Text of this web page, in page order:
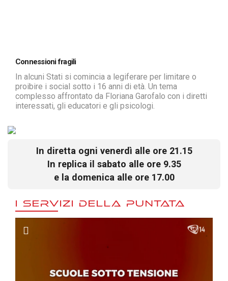
Connessioni fragili
In alcuni Stati si comincia a legiferare per limitare o
proibire i social sotto i 16 anni di età. Un tema
complesso affrontato da Floriana Garofalo con i diretti
interessati, gli educatori e gli psicologi.
In diretta ogni venerdì alle ore 21.15
In replica il sabato alle ore 9.35
e la domenica alle ore 17.00
I SERVIZI DELLA PUNTATA